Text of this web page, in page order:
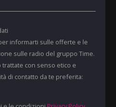
informarti sulle offerte e le
sulle radio del gruppo Time.
con senso etico e
di contatto da te preferita: